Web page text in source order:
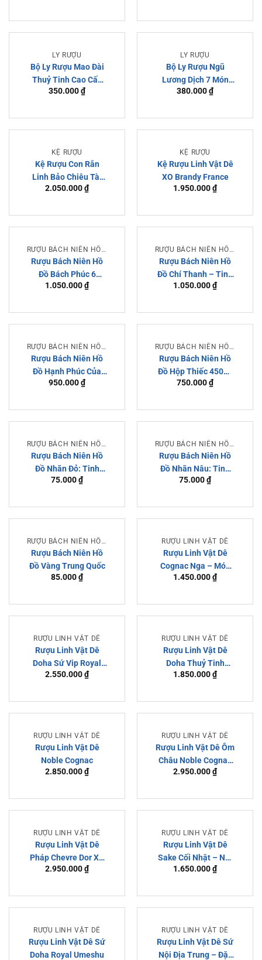
LY RƯỢU
Bộ Ly Rượu Mao Đài
Thuỷ Tinh Cao Cấp
Chính Hãng
350.000₫
LY RƯỢU
Bộ Ly Rượu Ngũ
Lương Dịch 7 Món
Thuỷ Tinh
380.000₫
HẾT HÀNG
KỆ RƯỢU
Kệ Rượu Con Rắn
Linh Bảo Chiêu Tài
700ml Chính Hãng
2.050.000₫
KỆ RƯỢU
Kệ Rượu Linh Vật Dê
XO Brandy France
1.950.000₫
RƯỢU BÁCH NIÊN HỒ ĐỒ
Rượu Bách Niên Hồ
Đồ Bách Phúc 6
Trung Quốc
1.050.000₫
RƯỢU BÁCH NIÊN HỒ ĐỒ
Rượu Bách Niên Hồ
Đồ Chí Thanh – Tinh
Hoa Baijiu Truyền
1.050.000₫
RƯỢU BÁCH NIÊN HỒ ĐỒ
Rượu Bách Niên Hồ
Đồ Hạnh Phúc Của
Trung Quốc
950.000₫
RƯỢU BÁCH NIÊN HỒ ĐỒ
Rượu Bách Niên Hồ
Đồ Hộp Thiếc 450ml
Trung Quốc
750.000₫
RƯỢU BÁCH NIÊN HỒ ĐỒ
Rượu Bách Niên Hồ
Đồ Nhãn Đỏ: Tinh
Hoa Baijiu Cao Cấp
75.000₫
RƯỢU BÁCH NIÊN HỒ ĐỒ
Rượu Bách Niên Hồ
Đồ Nhãn Nâu: Tinh
Hoa Baijiu Truyền
75.000₫
RƯỢU BÁCH NIÊN HỒ ĐỒ
Rượu Bách Niên Hồ
Đồ Vàng Trung Quốc
85.000₫
RƯỢU LINH VẬT DÊ
Rượu Linh Vật Dê
Cognac Nga – Món
Quà Độc Đáo Xứ Sở
1.450.000₫
RƯỢU LINH VẬT DÊ
Rượu Linh Vật Dê
Doha Sứ Vip Royal
Darius – Chính Hãng
2.550.000₫
RƯỢU LINH VẬT DÊ
Rượu Linh Vật Dê
Doha Thuỷ Tinh
Royal Rich Brandy XO
1.850.000₫
RƯỢU LINH VẬT DÊ
Rượu Linh Vật Dê
Noble Cognac
2.850.000₫
RƯỢU LINH VẬT DÊ
Rượu Linh Vật Dê Ôm
Châu Noble Cognac
Hors d’Age – Chính
2.950.000₫
RƯỢU LINH VẬT DÊ
Rượu Linh Vật Dê
Pháp Chevre Dor XO
Extra Elegance –
Cấp 2027
2.950.000₫
RƯỢU LINH VẬT DÊ
Rượu Linh Vật Dê
Sake Cối Nhật – Nét
Đẹp Văn Hoá Nhật
1.650.000₫
RƯỢU LINH VẬT DÊ
Rượu Linh Vật Dê Sứ
Doha Royal Umeshu
RƯỢU LINH VẬT DÊ
Rượu Linh Vật Dê Sứ
Nội Địa Trung – Đặc